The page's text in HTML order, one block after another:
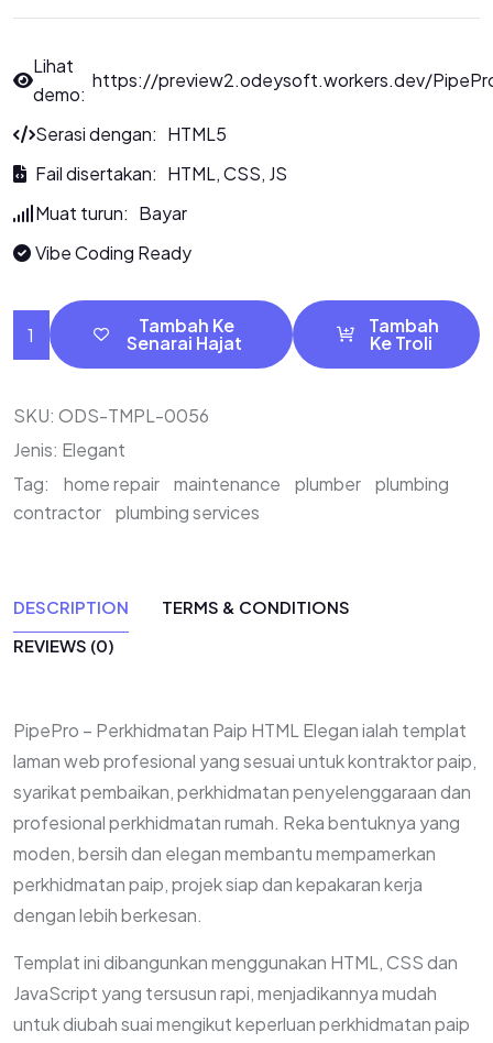
Lihat
demo:
https://preview2.odeysoft.workers.dev/
Serasi dengan: HTML5
Fail disertakan: HTML, CSS, JS
Muat turun: Bayar
Vibe Coding Ready
Tambah Ke
Senarai Hajat
Tambah
Ke Troli
SKU: ODS-TMPL-0056
Jenis: Elegant
Tag:
home repair maintenance plumber
plumbing
contractor
plumbing services
DESCRIPTION
TERMS & CONDITIONS
REVIEWS (0)
PipePro – Perkhidmatan Paip HTML Elegan ialah templat
laman web profesional yang sesuai untuk kontraktor paip,
syarikat pembaikan, perkhidmatan penyelenggaraan dan
profesional perkhidmatan rumah. Reka bentuknya yang
moden, bersih dan elegan membantu mempamerkan
perkhidmatan paip, projek siap dan kepakaran kerja
dengan lebih berkesan.
Templat ini dibangunkan menggunakan HTML, CSS dan
JavaScript yang tersusun rapi, menjadikannya mudah
untuk diubah suai mengikut keperluan perkhidmatan paip